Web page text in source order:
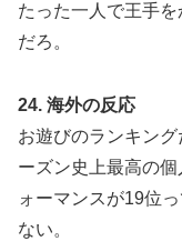
たった一人で王手
だろ。
24. 海外の反応
お遊びのランキン
ーズン史上最高の
ォーマンスが19位
ない。